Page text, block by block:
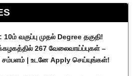
வகுப்பு முதல் Degree தகுதி!
267 வேலைவாய்ப்புகள் –
சம்பளம் | உடனே Apply செய்யுங்கள்!